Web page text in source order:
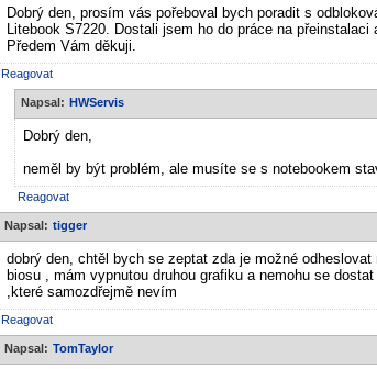
Dobrý den, prosím vás pořeboval bych poradit s
Litebook S7220. Dostali jsem ho do práce na přeinstalaci
Předem Vám děkuji.
Reagovat
Napsal: HWServis
Dobrý den,
neměl by být problém, ale musíte se s notebookem
Reagovat
Napsal: tigger
dobrý den, chtěl bych se zeptat zda je možné
biosu , mám vypnutou druhou grafiku a nemohu se
,které samozdřejmě nevím
Reagovat
Napsal: TomTaylor